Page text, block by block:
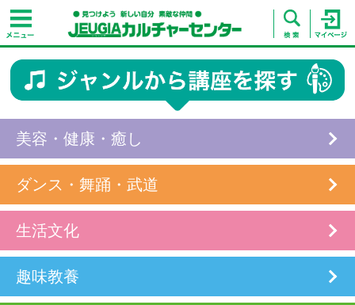
美容・健康・癒し
ダンス・舞踊・武道
生活文化
趣味教養